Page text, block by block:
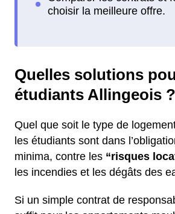
Quelles solutions
étudiants Allingeois ?
Quel que soit le type de
les étudiants sont dans
minima, contre les “risques
les incendies et les dégâts des
Si un simple contrat de